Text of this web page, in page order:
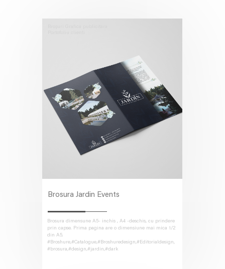
Brosura Jardin Events
Brosura dimensune A5- inchis , A4 -deschis, cu prindere
prin capse. Prima pagina are o dimensiune mai mica 1/2
din A5.
#Broshure,#Catalogue,#Broshuredesign,#Editorialdesign,
#brosura,#design,#jardin,#dark